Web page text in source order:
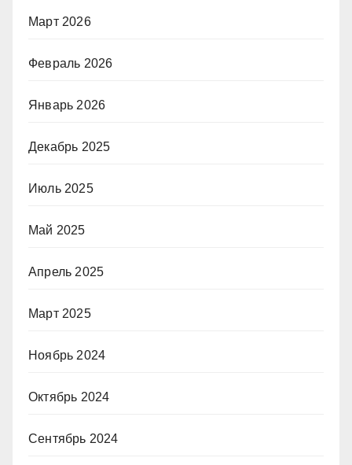
Март 2026
Февраль 2026
Январь 2026
Декабрь 2025
Июль 2025
Май 2025
Апрель 2025
Март 2025
Ноябрь 2024
Октябрь 2024
Сентябрь 2024